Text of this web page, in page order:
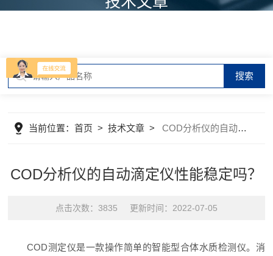
当前位置：首页 >技术文章 > COD分析仪的自动滴定仪性能稳定吗？
COD分析仪的自动滴定仪性能稳定吗？
点击次数：3835 更新时间：2022-07-05
COD测定仪是一款操作简单的智能型合体水质检测仪。消